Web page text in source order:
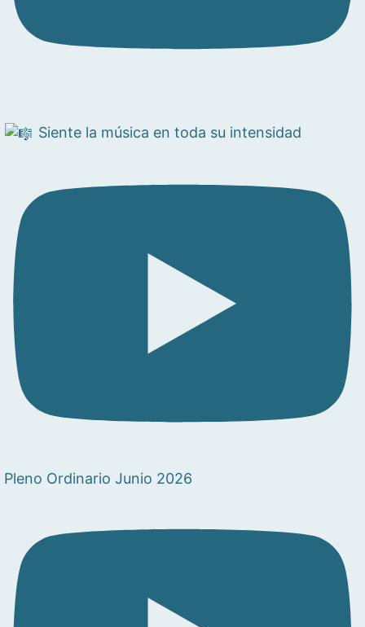
Siente la música en toda su intensidad
Pleno Ordinario Junio 2026